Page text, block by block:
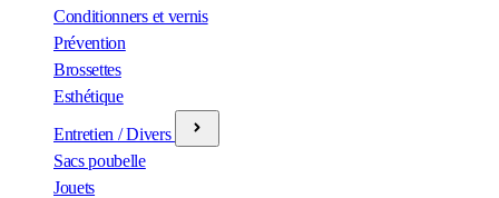
Conditionners et vernis
Prévention
Brossettes
Esthétique
Entretien / Divers
Sacs poubelle
Jouets